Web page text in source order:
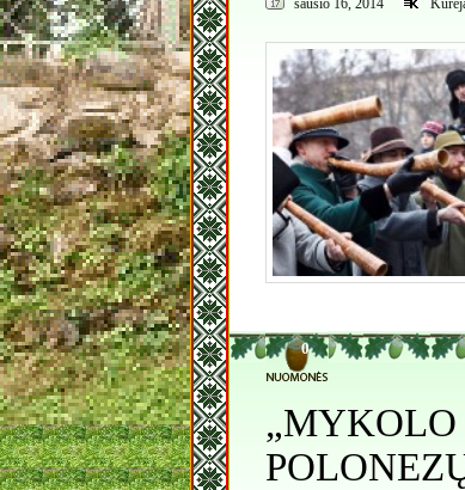
sausio 16, 2014
0
„MYKOLO